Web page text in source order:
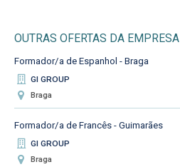
OUTRAS OFERTAS DA EMPRESA
Formador/a de Espanhol - Braga
GI GROUP
Braga
Formador/a de Francês - Guimarães
GI GROUP
Braga